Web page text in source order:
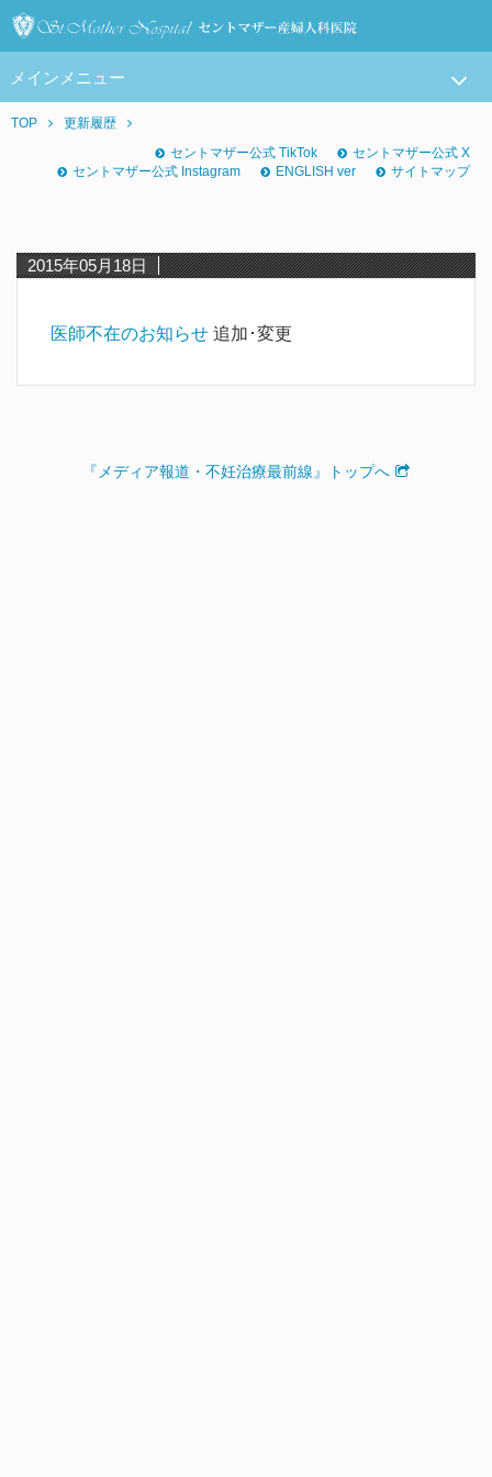
メインメニュー
TOP
更新履歴
セントマザー公式 TikTok
セントマザー公式 X
セントマザー公式 Instagram
ENGLISH ver サイトマップ
2015年05月18日
医師不在のお知らせ 追加･変更
『メディア報道・不妊治療最前線』トップへ